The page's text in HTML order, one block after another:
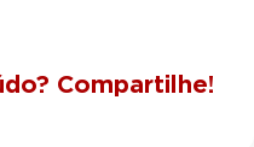
Compartilhe!